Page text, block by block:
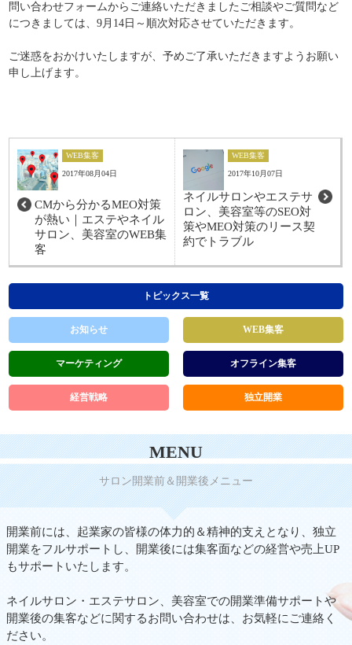
問い合わせフォームからご連絡いただきましたご相談やご質問など
につきましては、9月14日～順次対応させていただきます。
ご迷惑をおかけいたしますが、予めご了承いただきますようお願い
申し上げます。
WEB集客
2017年08月04日
CMから分かるMEO対策
が熱い｜エステやネイル
サロン、美容室のWEB集
客
WEB集客
2017年10月07日
ネイルサロンやエステサ
ロン、美容室等のSEO対
策やMEO対策のリース契
約でトラブル
トピックス一覧
WEB集客
お知らせ
オフライン集客
マーケティング
独立開業
経営戦略
MENU
サロン開業前＆開業後メニュー
開業前には、起業家の皆様の体力的＆精神的支えとなり、独立
開業をフルサポートし、開業後には集客面などの経営や売上UP
もサポートいたします。
ネイルサロン・エステサロン、美容室での開業準備サポートや
開業後の集客などに関するお問い合わせは、お気軽にご連絡く
ださい。